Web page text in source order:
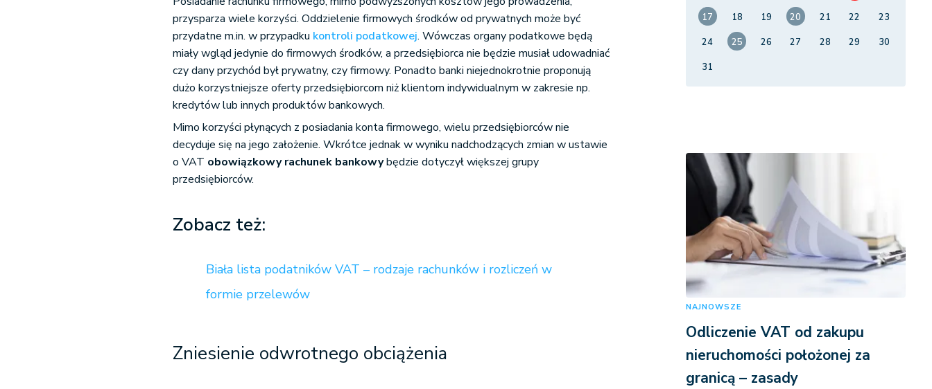
przysparza wiele korzyści. Oddzielenie firmowych środków od prywatnych może być
przydatne m.in. w przypadku kontroli podatkowej. Wówczas organy podatkowe będą
miały wgląd jedynie do firmowych środków, a przedsiębiorca nie będzie musiał udowadniać
czy dany przychód był prywatny, czy firmowy. Ponadto banki niejednokrotnie proponują
dużo korzystniejsze oferty przedsiębiorcom niż klientom indywidualnym w zakresie np.
kredytów lub innych produktów bankowych.
Mimo korzyści płynących z posiadania konta firmowego, wielu przedsiębiorców nie
decyduje się na jego założenie. Wkrótce jednak w wyniku nadchodzących zmian w ustawie
o VAT obowiązkowy rachunek bankowybędzie dotyczył większej grupy
przedsiębiorców.
Zobacz też:
Biała lista podatników VAT – rodzaje rachunków i rozliczeń w
formie przelewów
Zniesienie odwrotnego obciążenia
17
18 19 20 21 22
23
24
25 26 27 28 29
30
31
NAJNOWSZE
Odliczenie VAT od zakupu
nieruchomości położonej za
granicą – zasady